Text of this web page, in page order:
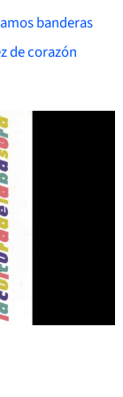
banderas
de corazón